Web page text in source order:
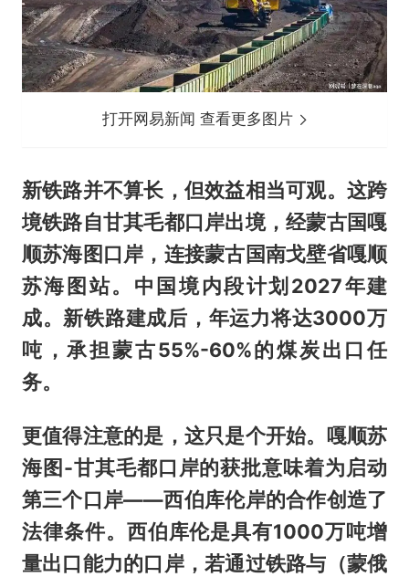
打开网易新闻 查看更多图片
新铁路并不算长，但效益相当可观。这跨
境铁路自甘其毛都口岸出境，经蒙古国嘎
顺苏海图口岸，连接蒙古国南戈壁省嘎顺
苏海图站。中国境内段计划2027年建
成。新铁路建成后，年运力将达3000万
吨，承担蒙古55%-60%的煤炭出口任
务。
更值得注意的是，这只是个开始。嘎顺苏
海图-甘其毛都口岸的获批意味着为启动
第三个口岸——西伯库伦岸的合作创造了
法律条件。西伯库伦是具有1000万吨增
量出口能力的口岸，若通过铁路与（蒙俄